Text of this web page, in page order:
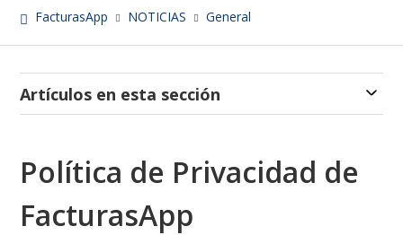
FacturasApp NOTICIAS General
Artículos en esta sección
Política de Privacidad de
FacturasApp